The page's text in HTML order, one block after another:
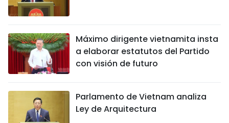
Máximo dirigente vietnamita insta
a elaborar estatutos del Partido
con visión de futuro
Parlamento de Vietnam analiza
Ley de Arquitectura